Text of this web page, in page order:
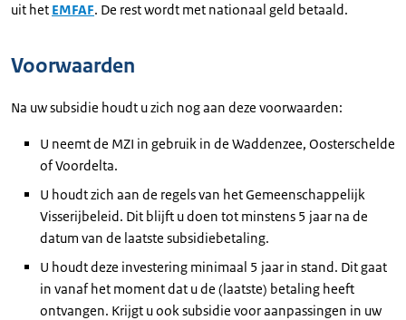
uit het EMFAF. De rest wordt met nationaal geld betaald.
Voorwaarden
Na uw subsidie houdt u zich nog aan deze voorwaarden:
U neemt de MZI in gebruik in de Waddenzee, Oosterschelde
of Voordelta.
U houdt zich aan de regels van het Gemeenschappelijk
Visserijbeleid. Dit blijft u doen tot minstens 5 jaar na de
datum van de laatste subsidiebetaling.
U houdt deze investering minimaal 5 jaar in stand. Dit gaat
in vanaf het moment dat u de (laatste) betaling heeft
ontvangen. Krijgt u ook subsidie voor aanpassingen in uw